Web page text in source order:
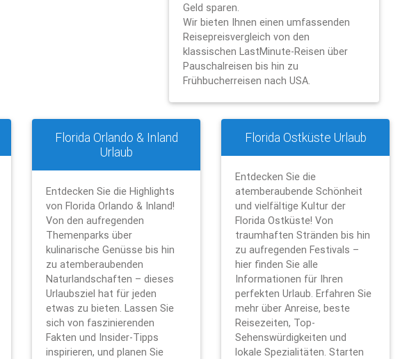
Geld sparen.
Wir bieten Ihnen einen umfassenden
Reisepreisvergleich von den
klassischen LastMinute-Reisen über
Pauschalreisen bis hin zu
Frühbucherreisen nach USA.
Florida Orlando & Inland
Urlaub
Entdecken Sie die Highlights
von Florida Orlando & Inland!
Von den aufregenden
Themenparks über
kulinarische Genüsse bis hin
zu atemberaubenden
Naturlandschaften – dieses
Urlaubsziel hat für jeden
etwas zu bieten. Lassen Sie
sich von faszinierenden
Fakten und Insider-Tipps
inspirieren, und planen Sie
Florida Ostküste Urlaub
Entdecken Sie die
atemberaubende Schönheit
und vielfältige Kultur der
Florida Ostküste! Von
traumhaften Stränden bis hin
zu aufregenden Festivals –
hier finden Sie alle
Informationen für Ihren
perfekten Urlaub. Erfahren Sie
mehr über Anreise, beste
Reisezeiten, Top-
Sehenswürdigkeiten und
lokale Spezialitäten. Starten